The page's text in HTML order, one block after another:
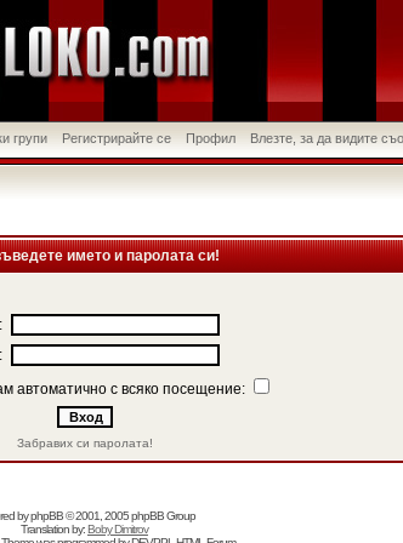
групи Регистрирайте се Профил Влезте, за да видите
името и паролата си!
автоматично с всяко посещение:
Забравих си паролата!
byphpBB© 2001, 2005 phpBB Group
Translation by:Boby Dimitrov